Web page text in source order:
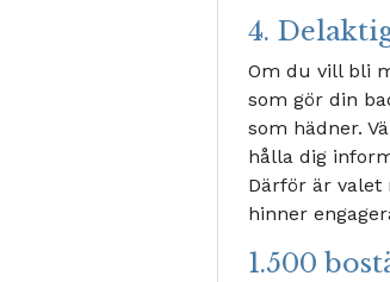
4.
Om du vill bli
som gör din
som hädner.
hålla dig
Därför är
hinner
1.500